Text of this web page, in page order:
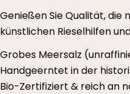
Genießen Sie Qualität,
künstlichen Rieselhilfen
Grobes Meersalz
Handgeerntet in der
Bio-Zertifiziert & reich an